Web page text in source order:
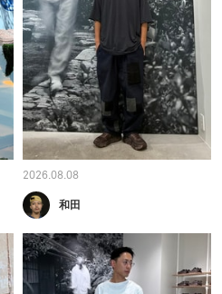
2026.08.08
和田